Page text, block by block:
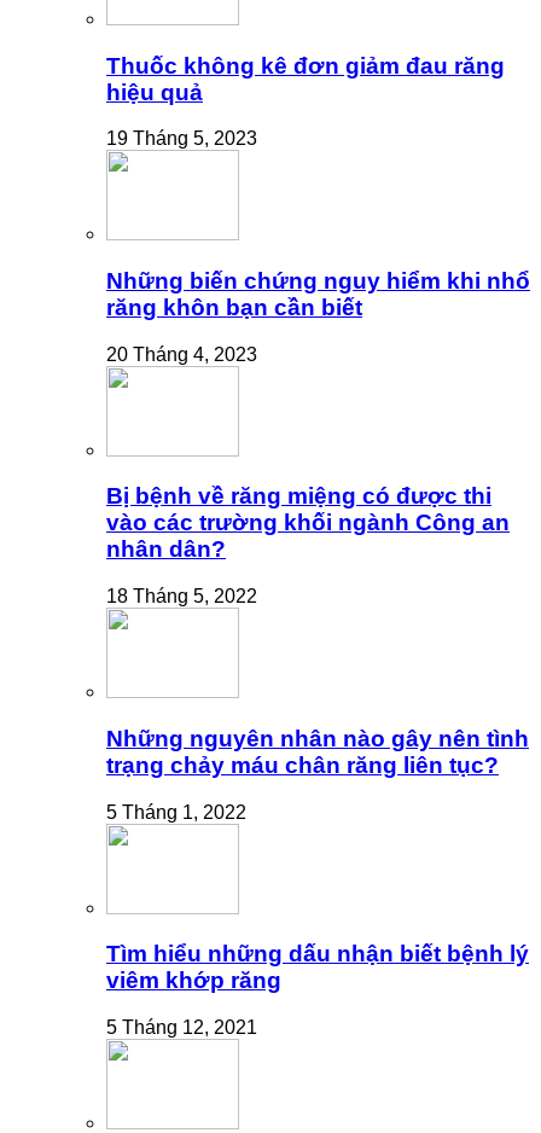
Thuốc không kê đơn giảm đau răng
hiệu quả
19 Tháng 5, 2023
Những biến chứng nguy hiểm khi nhổ
răng khôn bạn cần biết
20 Tháng 4, 2023
Bị bệnh về răng miệng có được thi
vào các trường khối ngành Công an
nhân dân?
18 Tháng 5, 2022
Những nguyên nhân nào gây nên tình
trạng chảy máu chân răng liên tục?
5 Tháng 1, 2022
Tìm hiểu những dấu nhận biết bệnh lý
viêm khớp răng
5 Tháng 12, 2021